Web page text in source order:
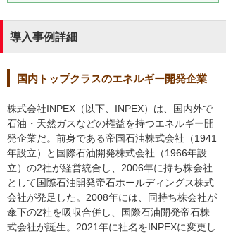
導入事例詳細
国内トップクラスのエネルギー開発企業
株式会社INPEX（以下、INPEX）は、国内外で
石油・天然ガスなどの権益を持つエネルギー開
発企業だ。前身である帝国石油株式会社（1941
年設立）と国際石油開発株式会社（1966年設
立）の2社が経営統合し、2006年に持ち株会社
として国際石油開発帝石ホールディングス株式
会社が発足した。2008年には、同持ち株会社が
傘下の2社を吸収合併し、国際石油開発帝石株
式会社が誕生。2021年に社名をINPEXに変更し